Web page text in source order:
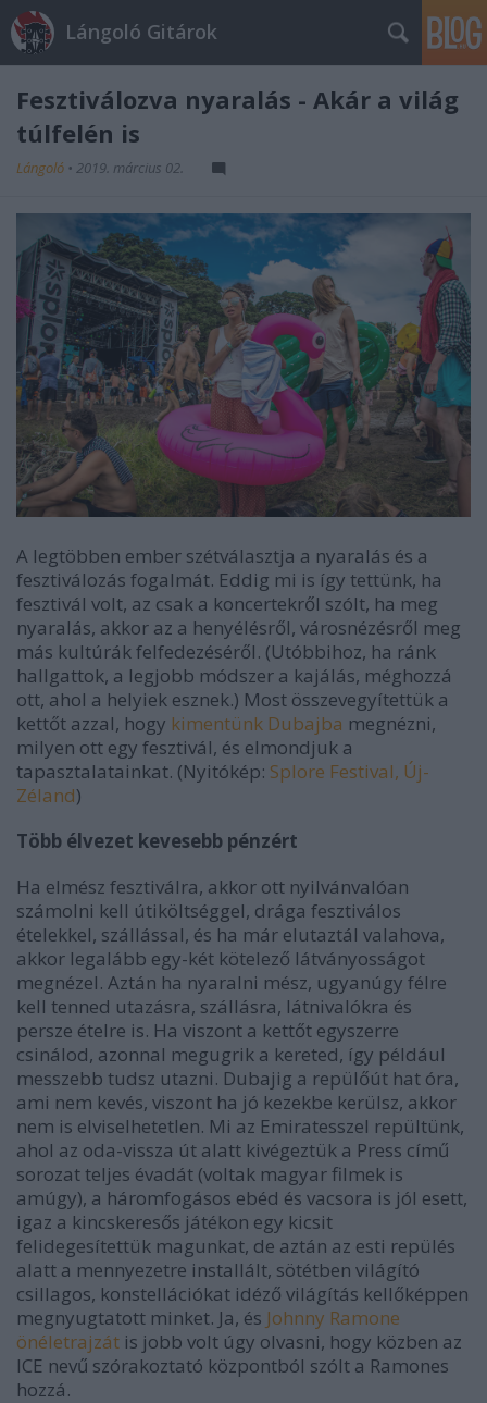
Lángoló Gitárok
Fesztiválozva nyaralás - Akár a világ
túlfelén is
Lángoló • 2019. március 02.
A legtöbben ember szétválasztja a nyaralás és a
fesztiválozás fogalmát. Eddig mi is így tettünk, ha
fesztivál volt, az csak a koncertekről szólt, ha meg
nyaralás, akkor az a henyélésről, városnézésről meg
más kultúrák felfedezéséről. (Utóbbihoz, ha ránk
hallgattok, a legjobb módszer a kajálás, méghozzá
ott, ahol a helyiek esznek.) Most összevegyítettük a
kettőt azzal, hogy kimentünk Dubajba megnézni,
milyen ott egy fesztivál, és elmondjuk a
tapasztalatainkat. (Nyitókép: Splore Festival, Új-
Zéland)
Több élvezet kevesebb pénzért
Ha elmész fesztiválra, akkor ott nyilvánvalóan
számolni kell útiköltséggel, drága fesztiválos
ételekkel, szállással, és ha már elutaztál valahova,
akkor legalább egy-két kötelező látványosságot
megnézel. Aztán ha nyaralni mész, ugyanúgy félre
kell tenned utazásra, szállásra, látnivalókra és
persze ételre is. Ha viszont a kettőt egyszerre
csinálod, azonnal megugrik a kereted, így például
messzebb tudsz utazni. Dubajig a repülőút hat óra,
ami nem kevés, viszont ha jó kezekbe kerülsz, akkor
nem is elviselhetetlen. Mi az Emiratesszel repültünk,
ahol az oda-vissza út alatt kivégeztük a Press című
sorozat teljes évadát (voltak magyar filmek is
amúgy), a háromfogásos ebéd és vacsora is jól esett,
igaz a kincskeresős játékon egy kicsit
felidegesítettük magunkat, de aztán az esti repülés
alatt a mennyezetre installált, sötétben világító
csillagos, konstellációkat idéző világítás kellőképpen
megnyugtatott minket. Ja, és Johnny Ramone
önéletrajzát is jobb volt úgy olvasni, hogy közben az
ICE nevű szórakoztató központból szólt a Ramones
hozzá.